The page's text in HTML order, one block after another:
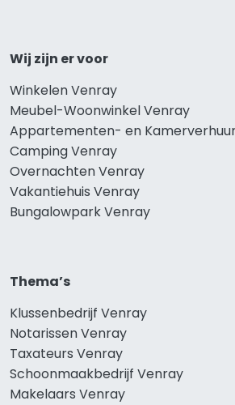
Wij zijn er voor
Winkelen Venray
Meubel-Woonwinkel Venray
Appartementen- en
Camping Venray
Overnachten Venray
Vakantiehuis Venray
Bungalowpark Venray
Thema’s
Klussenbedrijf Venray
Notarissen Venray
Taxateurs Venray
Schoonmaakbedrijf Venray
Makelaars Venray